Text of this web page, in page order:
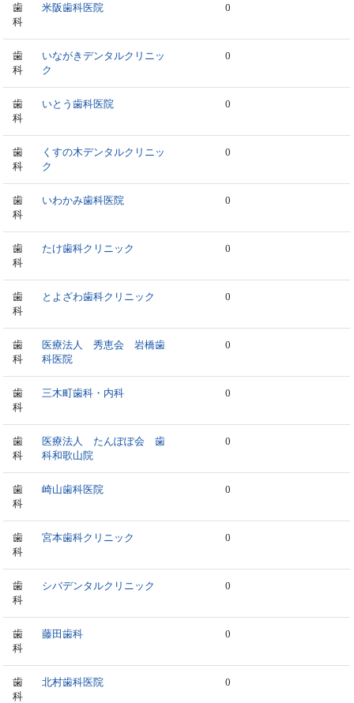
歯
科
米阪歯科医院 0
歯
科
いながきデンタルクリニッ
ク
0
歯
科
いとう歯科医院 0
歯
科
くすの木デンタルクリニッ
ク
0
歯
科
いわかみ歯科医院 0
歯
科
たけ歯科クリニック 0
歯
科
とよざわ歯科クリニック 0
歯
科
医療法人 秀恵会 岩橋歯
科医院
0
歯
科
三木町歯科・内科 0
歯
科
医療法人 たんぽぽ会 歯
科和歌山院
0
歯
科
崎山歯科医院 0
歯
科
宮本歯科クリニック 0
歯
科
シバデンタルクリニック 0
歯
科
藤田歯科 0
歯
科
北村歯科医院 0